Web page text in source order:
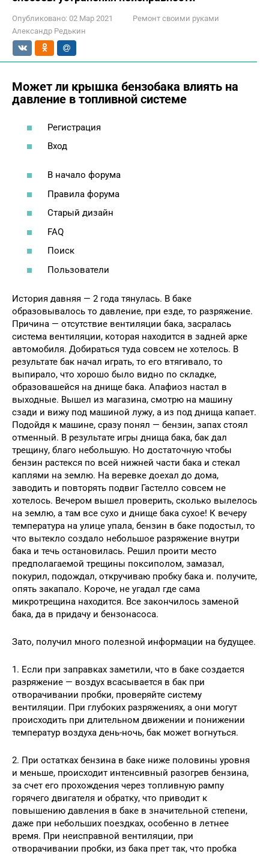
Опубликовано: 02 Мар 2021
Ремонт своими руками
Александр Редькин
Может ли крышка бензобака влиять на
давление в топливной системе
Регистрация
Вход
В начало форума
Правила форума
Старый дизайн
FAQ
Поиск
Пользователи
История давняя — 2 года тянулась. В баке
образовывалось то давление, при езде, то разряжение.
Причина — отсутствие вентиляции бака, засралась
система вентиляции, которая находится в задней арке
автомобиля. Добираться туда совсем не хотелось. В
результате бак начал играть, то его втягивало, то
выпирало, что хорошо было видно по складке,
образовашейся на днище бака. Апафиоз настал в
выходные. Вышел из магазина, смотрю на машину
сзади и вижу под машиной лужу, а из под днища капает.
Подойдя к машине, сразу понял — бензин, запах стоял
отменный. В результате игры днища бака, бак дал
трещину, благо небольшую. Но достаточную чтобы
бензин растекся по всей нижней части бака и стекал
каплями на землю. На веревке доехал до дома,
заводить и повторять подвиг Гастелло совсем не
хотелось. Вечером вышел проверить, сколько вылелось
на землю, а там все сухо и днище бака сухое! К вечеру
температура на улице упала, бензин в баке подостыл, то
что вытекло создало небольшое разряжение внутри
бака и течь остановилась. Решил проити место
предполагаемой трещины поксиполом, замазал,
покурил, подождал, откручиваю пробку бака и. получите,
опять закапало. Короче, не угадал где сама
микротрещина находится. Все закончилось заменой
бака, да в придачу и бензонасоса.
Зато, получил много полезной информации на будущее.
1. Если при заправках заметили, что в баке создается
разряжение — воздух всасывается в бак при
отворачивании пробки, проверяйте систему
вентиляции. При глубоких разряжениях, а они могут
происходить при длительном движении и понижении
температур воздуха день-ночь, бак может вогнуться.
2. При остатках бензина в баке ниже половины уровня
и меньше, происходит интенсивный разогрев бензина,
за счет его прохождения через топливную рампу
горячего двигателя и обратку, что приводит к
повышению давления в баке в значительной степени,
даже при небольших поездках, особенно в летнее
время. При неисправной вентиляции, при
отворачивании пробки, из бака прет так, что пробка